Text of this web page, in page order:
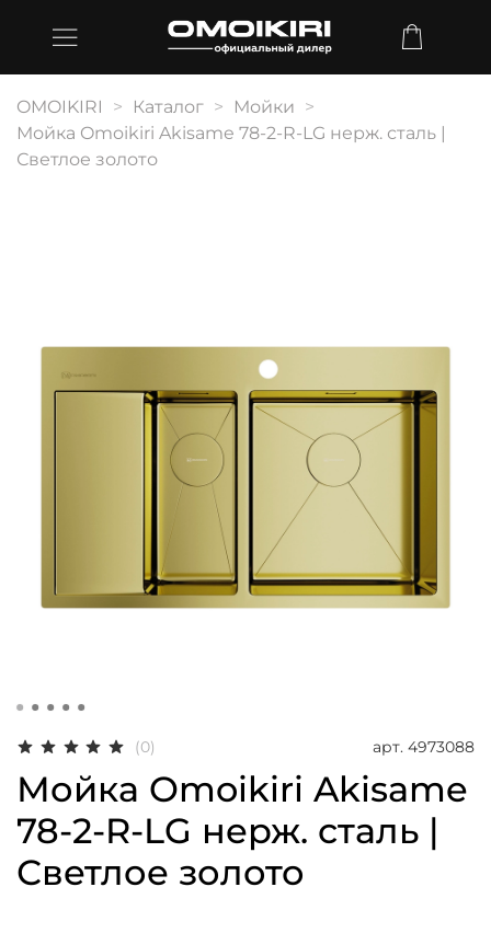
OMOIKIRI Каталог
Мойки
Мойка Omoikiri Akisame 78-2-R-LG нерж. сталь |
Светлое золото
(0) арт. 4973088
Мойка Omoikiri Akisame
78-2-R-LG нерж. сталь |
Светлое золото